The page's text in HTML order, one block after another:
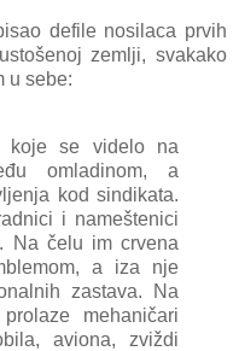
defile nosilаcа prvih
zemlji, svаkаko
u sebe:
koje se videlo nа
omlаdinom, а
kod sindikаtа.
i nаmeštenici
Nа čelu im crvenа
а izа nje
zаstаvа. Nа
mehаničаri
аvionа, zviždi